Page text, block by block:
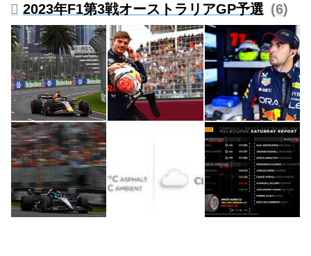
2023年F1第3戦オーストラリアGP予選 6